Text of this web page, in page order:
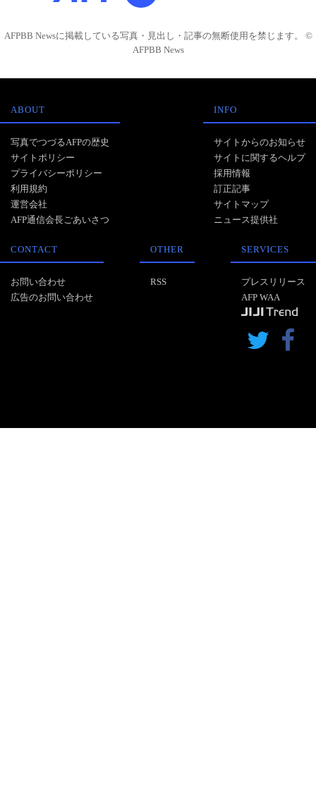
AFPBB Newsに掲載している写真・見出し・記事の無断使用を禁じます。 ©
AFPBB News
ABOUT
写真でつづるAFPの歴史
サイトポリシー
プライバシーポリシー
利用規約
運営会社
AFP通信会長ごあいさつ
INFO
サイトからのお知らせ
サイトに関するヘルプ
採用情報
訂正記事
サイトマップ
ニュース提供社
CONTACT
お問い合わせ
広告のお問い合わせ
OTHER
RSS
SERVICES
プレスリリース
AFP WAA